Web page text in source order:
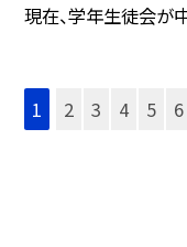
現在、学年生徒会が
1 2 3 4 5 6